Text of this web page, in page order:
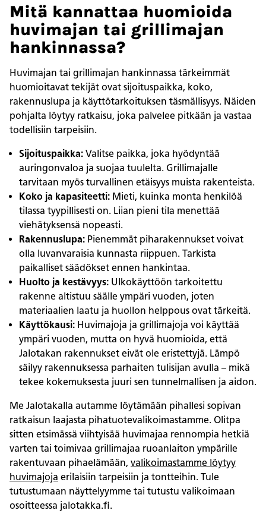
Mitä kannattaa huomioida
huvimajan tai grillimajan
hankinnassa?
Huvimajan tai grillimajan hankinnassa tärkeimmät
huomioitavat tekijät ovat sijoituspaikka, koko,
rakennuslupa ja käyttötarkoituksen täsmällisyys. Näiden
pohjalta löytyy ratkaisu, joka palvelee pitkään ja vastaa
todellisiin tarpeisiin.
Sijoituspaikka: Valitse paikka, joka hyödyntää
auringonvaloa ja suojaa tuulelta. Grillimajalle
tarvitaan myös turvallinen etäisyys muista rakenteista.
Koko ja kapasiteetti: Mieti, kuinka monta henkilöä
tilassa tyypillisesti on. Liian pieni tila menettää
viehätyksensä nopeasti.
Rakennuslupa: Pienemmät piharakennukset voivat
olla luvanvaraisia kunnasta riippuen. Tarkista
paikalliset säädökset ennen hankintaa.
Huolto ja kestävyys: Ulkokäyttöön tarkoitettu
rakenne altistuu säälle ympäri vuoden, joten
materiaalien laatu ja huollon helppous ovat tärkeitä.
Käyttökausi: Huvimajoja ja grillimajoja voi käyttää
ympäri vuoden, mutta on hyvä huomioida, että
Jalotakan rakennukset eivät ole eristettyjä. Lämpö
säilyy rakennuksessa parhaiten tulisijan avulla – mikä
tekee kokemuksesta juuri sen tunnelmallisen ja aidon.
Me Jalotakalla autamme löytämään pihallesi sopivan
ratkaisun laajasta pihatuotevalikoimastamme. Olitpa
sitten etsimässä viihtyisää huvimajaa rennompia hetkiä
varten tai toimivaa grillimajaa ruoanlaiton ympärille
rakentuvaan pihaelämään, valikoimastamme löytyy
huvimajoja erilaisiin tarpeisiin ja tontteihin. Tule
tutustumaan näyttelyymme tai tutustu valikoimaan
osoitteessa jalotakka.fi.